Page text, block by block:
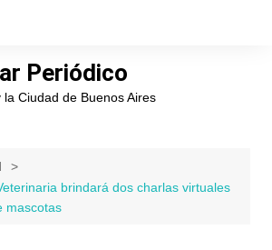
Periódico
Ciudad de Buenos Aires
brindará dos charlas virtuales
mascotas